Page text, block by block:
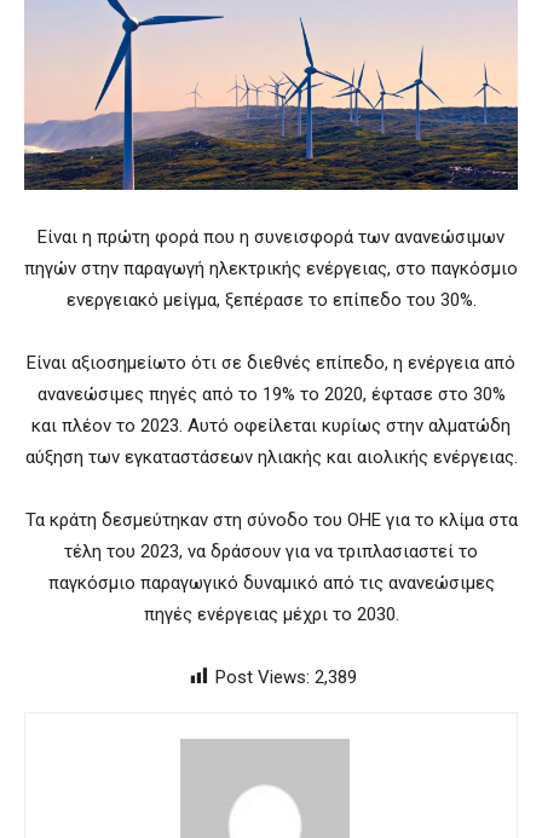
Είναι η πρώτη φορά που η συνεισφορά των ανανεώσιμων
πηγών στην παραγωγή ηλεκτρικής ενέργειας, στο παγκόσμιο
ενεργειακό μείγμα, ξεπέρασε το επίπεδο του 30%.
Είναι αξιοσημείωτο ότι σε διεθνές επίπεδο, η ενέργεια από
ανανεώσιμες πηγές από το 19% το 2020, έφτασε στο 30%
και πλέον το 2023. Αυτό οφείλεται κυρίως στην αλματώδη
αύξηση των εγκαταστάσεων ηλιακής και αιολικής ενέργειας.
Τα κράτη δεσμεύτηκαν στη σύνοδο του ΟΗΕ για το κλίμα στα
τέλη του 2023, να δράσουν για να τριπλασιαστεί το
παγκόσμιο παραγωγικό δυναμικό από τις ανανεώσιμες
πηγές ενέργειας μέχρι το 2030.
Post Views: 2,389